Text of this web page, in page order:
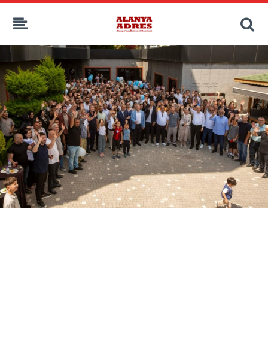
kaçak bahis
deneme bonusu
canlı bahis siteleri
deneme bonusu veren siteler
bahis siteleri
porno izle